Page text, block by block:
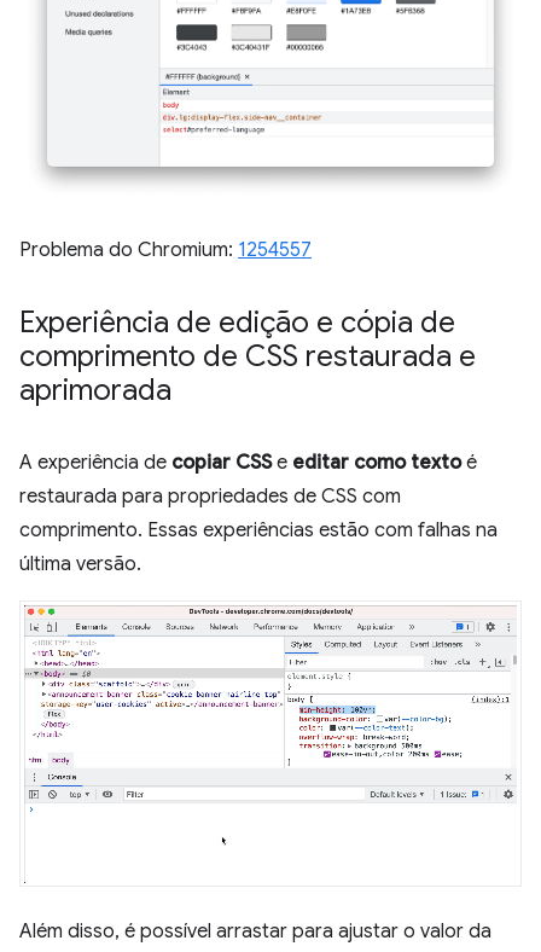
Problema do Chromium: 1254557
Experiência de edição e cópia de
comprimento de CSS restaurada e
aprimorada
A experiência de copiar CSSe editar como textoé
restaurada para propriedades de CSS com
comprimento. Essas experiências estão com falhas na
última versão.
Além disso, é possível arrastar para ajustar o valor da